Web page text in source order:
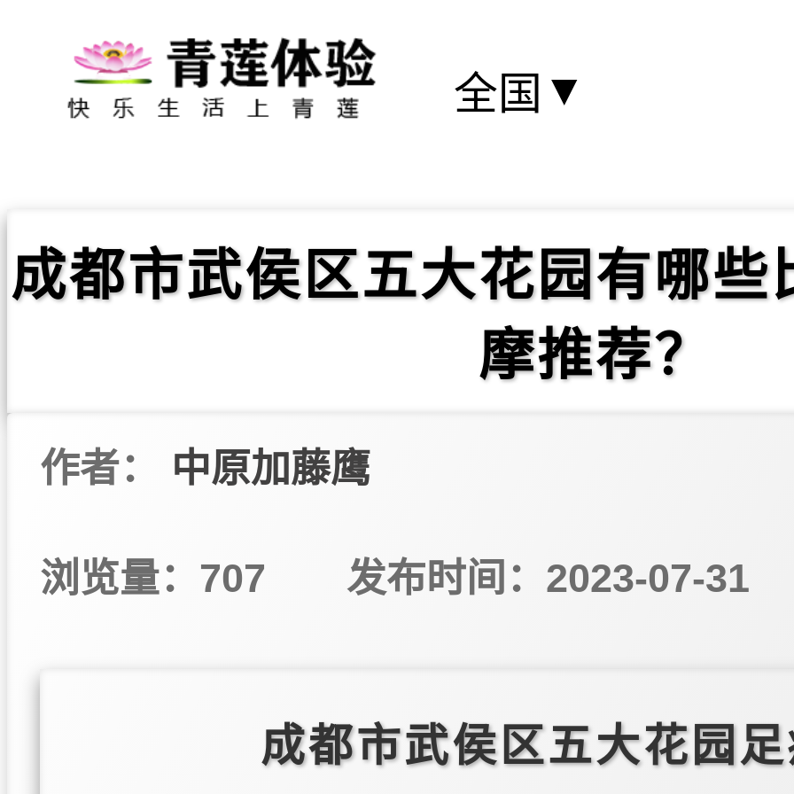
全国 ▼
成都市武侯区五大花园有哪些
摩推荐？
作者： 中原加藤鹰
浏览量：707 发布时间：2023-07-31
成都市武侯区五大花园